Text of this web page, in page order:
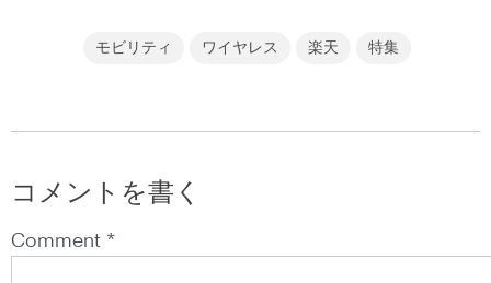
モビリティ ワイヤレス 楽天 特集
コメントを書く
Comment *